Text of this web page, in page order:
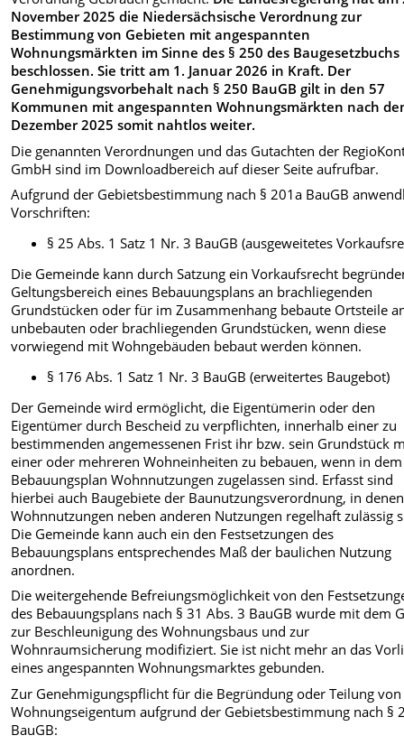
November 2025 die Niedersächsische Verordnung zur
Bestimmung von Gebieten mit angespannten
Wohnungsmärkten im Sinne des § 250 des Baugesetzbuchs
beschlossen. Sie tritt am 1. Januar 2026 in Kraft. Der
Genehmigungsvorbehalt nach § 250 BauGB gilt in den 57
Kommunen mit angespannten Wohnungsmärkten nach
Dezember 2025 somit nahtlos weiter.
Die genannten Verordnungen und das Gutachten der
GmbH sind im Downloadbereich auf dieser Seite aufrufbar.
Aufgrund der Gebietsbestimmung nach § 201a BauGB
Vorschriften:
§ 25 Abs. 1 Satz 1 Nr. 3 BauGB (ausgeweitetes
Die Gemeinde kann durch Satzung ein Vorkaufsrecht
Geltungsbereich eines Bebauungsplans an brachliegenden
Grundstücken oder für im Zusammenhang bebaute Ortsteile
unbebauten oder brachliegenden Grundstücken, wenn diese
vorwiegend mit Wohngebäuden bebaut werden können.
§ 176 Abs. 1 Satz 1 Nr. 3 BauGB (erweitertes Baugebot)
Der Gemeinde wird ermöglicht, die Eigentümerin oder den
Eigentümer durch Bescheid zu verpflichten, innerhalb einer zu
bestimmenden angemessenen Frist ihr bzw. sein Grundstück
einer oder mehreren Wohneinheiten zu bebauen, wenn in dem
Bebauungsplan Wohnnutzungen zugelassen sind. Erfasst sind
hierbei auch Baugebiete der Baunutzungsverordnung, in denen
Wohnnutzungen neben anderen Nutzungen regelhaft zulässig
Die Gemeinde kann auch ein den Festsetzungen des
Bebauungsplans entsprechendes Maß der baulichen Nutzung
anordnen.
Die weitergehende Befreiungsmöglichkeit von den
des Bebauungsplans nach § 31 Abs. 3 BauGB wurde mit dem
zur Beschleunigung des Wohnungsbaus und zur
Wohnraumsicherung modifiziert. Sie ist nicht mehr an das
eines angespannten Wohnungsmarktes gebunden.
Zur Genehmigungspflicht für die Begründung oder Teilung von
Wohnungseigentum aufgrund der Gebietsbestimmung nach §
BauGB: